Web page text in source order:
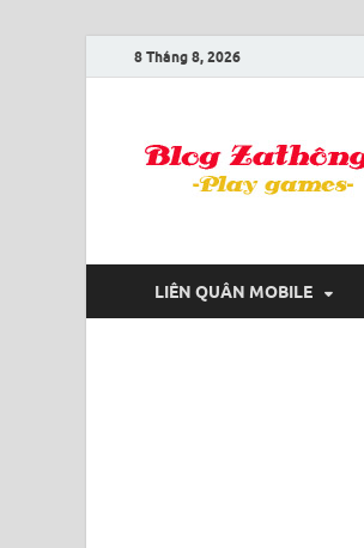
8 Tháng 8, 2026
LIÊN QUÂN MOBILE